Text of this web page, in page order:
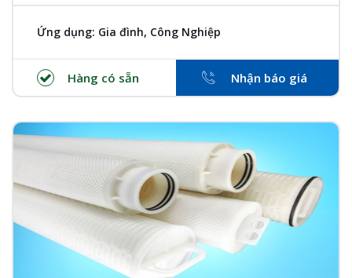
Ứng dụng: Gia đình, Công Nghiệp
Hàng có sẵn Nhận báo giá